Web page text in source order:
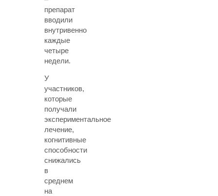
препарат
вводили
внутривенно
каждые
четыре
недели.
У
участников,
которые
получали
экспериментальное
лечение,
когнитивные
способности
снижались
в
среднем
на